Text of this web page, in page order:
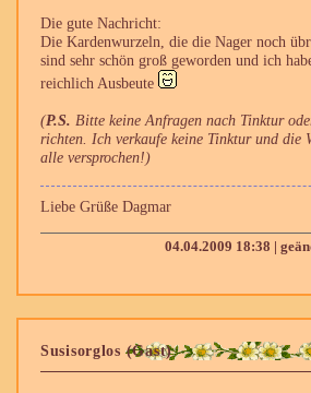
Die gute Nachricht:
Die Kardenwurzeln, die die Nager noch
sind sehr schön groß geworden und ich
reichlich Ausbeute
(P.S. Bitte keine Anfragen nach Tinktur
richten. Ich verkaufe keine Tinktur und die
alle versprochen!)
Liebe Grüße Dagmar
04.04.2009 18:38 |
Susisorglos (Gast)